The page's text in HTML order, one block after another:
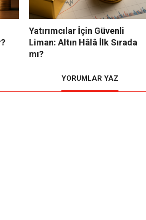
Yatırımcılar İçin Güvenli
Liman: Altın Hâlâ İlk Sırada
mı?
YORUMLAR YAZ